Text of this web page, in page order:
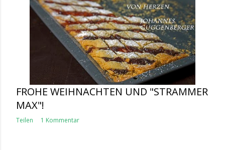
FROHE WEIHNACHTEN UND "STRAMMER
MAX"!
Teilen 1 Kommentar